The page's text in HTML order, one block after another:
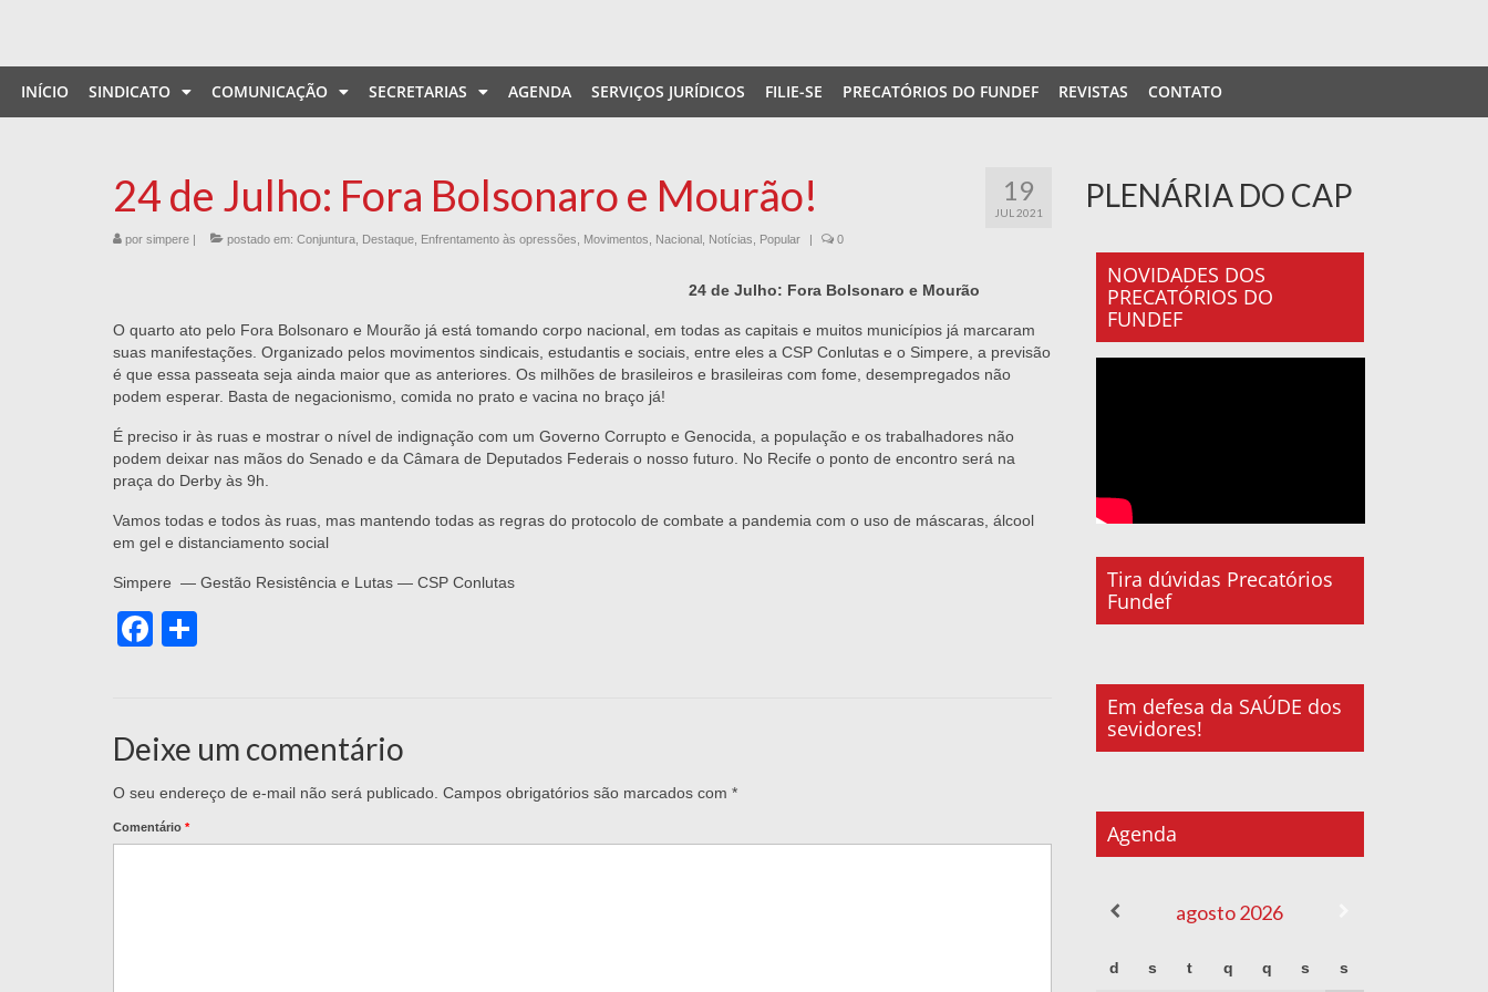
INÍCIO SINDICATO COMUNICAÇÃO SECRETARIAS AGENDA SERVIÇOS JURÍDICOS FILIE-SE PRECATÓRIOS DO FUNDEF REVISTAS CONTATO
19
JUL 2021
24 de Julho: Fora Bolsonaro e Mourão!
por simpere | postado em: Conjuntura Destaque Enfrentamento às opressões Movimentos Nacional Notícias Popular | 0
24 de Julho: Fora Bolsonaro e Mourão
O quarto ato pelo Fora Bolsonaro e Mourão já está tomando corpo nacional, em todas as capitais e muitos municípios já marcaram
suas manifestações. Organizado pelos movimentos sindicais, estudantis e sociais, entre eles a CSP Conlutas e o Simpere, a previsão
é que essa passeata seja ainda maior que as anteriores. Os milhões de brasileiros e brasileiras com fome, desempregados não
podem esperar. Basta de negacionismo, comida no prato e vacina no braço já!
É preciso ir às ruas e mostrar o nível de indignação com um Governo Corrupto e Genocida, a população e os trabalhadores não
podem deixar nas mãos do Senado e da Câmara de Deputados Federais o nosso futuro. No Recife o ponto de encontro será na
praça do Derby às 9h.
Vamos todas e todos às ruas, mas mantendo todas as regras do protocolo de combate a pandemia com o uso de máscaras, álcool
em gel e distanciamento social
Simpere — Gestão Resistência e Lutas — CSP Conlutas
Facebook
Deixe um comentário
O seu endereço de e-mail não será publicado. Campos obrigatórios são marcados com *
Comentário *
PLENÁRIA DO CAP
NOVIDADES DOS
PRECATÓRIOS DO
FUNDEF
Tira dúvidas Precatórios
Fundef
Em defesa da SAÚDE dos
sevidores!
Agenda
agosto 2026
d s t q q s
s